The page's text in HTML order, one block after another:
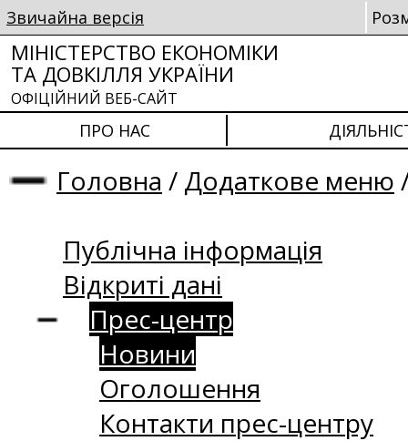
Звичайна версія
МІНІСТЕРСТВО ЕКОНОМІКИ
ТА ДОВКІЛЛЯ УКРАЇНИ
ОФІЦІЙНИЙ ВЕБ-САЙТ
ПРО НАС
Головна / Додаткове меню
Публічна інформація
Відкриті дані
Прес-центр
Новини
Оголошення
Контакти прес-центру